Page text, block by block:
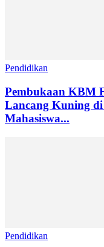
Pendidikan
Pembukaan KBM
Lancang Kuning
Mahasiswa...
Pendidikan